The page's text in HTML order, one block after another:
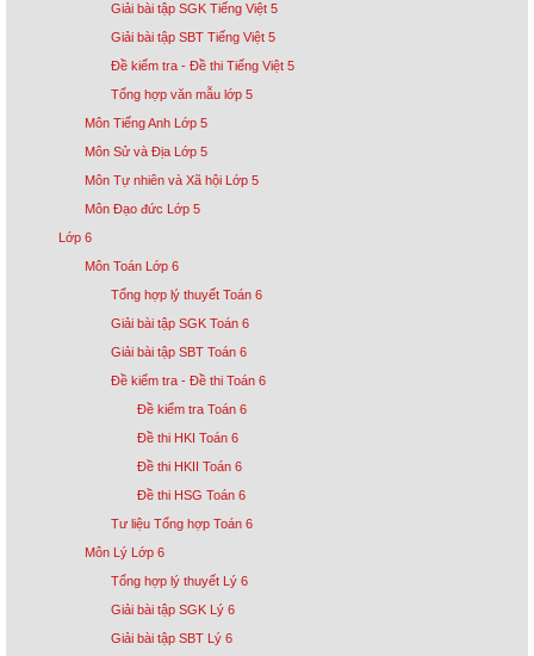
Giải bài tập SGK Tiếng Việt 5
Giải bài tập SBT Tiếng Việt 5
Đề kiểm tra - Đề thi Tiếng Việt 5
Tổng hợp văn mẫu lớp 5
Môn Tiếng Anh Lớp 5
Môn Sử và Địa Lớp 5
Môn Tự nhiên và Xã hội Lớp 5
Môn Đạo đức Lớp 5
Lớp 6
Môn Toán Lớp 6
Tổng hợp lý thuyết Toán 6
Giải bài tập SGK Toán 6
Giải bài tập SBT Toán 6
Đề kiểm tra - Đề thi Toán 6
Đề kiểm tra Toán 6
Đề thi HKI Toán 6
Đề thi HKII Toán 6
Đề thi HSG Toán 6
Tư liệu Tổng hợp Toán 6
Môn Lý Lớp 6
Tổng hợp lý thuyết Lý 6
Giải bài tập SGK Lý 6
Giải bài tập SBT Lý 6